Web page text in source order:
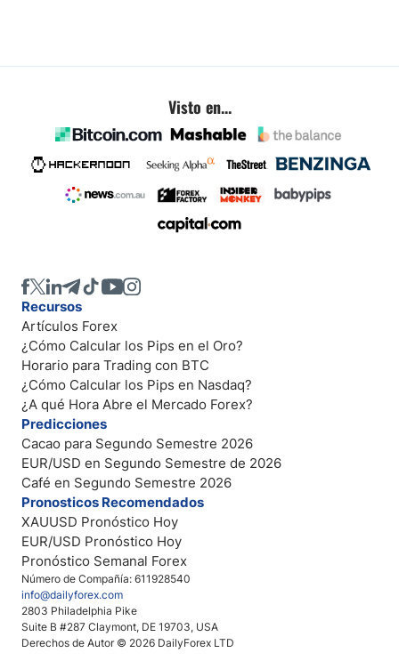
Visto en...
Número de Compañía: 611928540
info@dailyforex.com
2803 Philadelphia Pike
Suite B #287 Claymont, DE 19703, USA
Derechos de Autor © 2026 DailyForex LTD
Recursos
Artículos Forex
¿Cómo Calcular los Pips en el Oro?
Horario para Trading con BTC
¿Cómo Calcular los Pips en Nasdaq?
¿A qué Hora Abre el Mercado Forex?
Predicciones
Cacao para Segundo Semestre 2026
EUR/USD en Segundo Semestre de 2026
Café en Segundo Semestre 2026
Pronosticos Recomendados
XAUUSD Pronóstico Hoy
EUR/USD Pronóstico Hoy
Pronóstico Semanal Forex